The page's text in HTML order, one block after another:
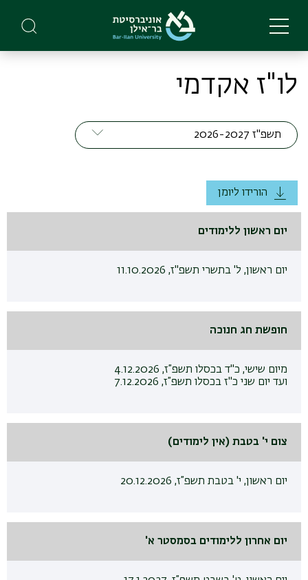
main
לו"ז אקדמי
הורידו ליומן
יום ראשון ללימודים
יום ראשון, ל' בתשרי תשפ"ז, 11.10.2026
חופשת חג חנוכה
מיום שישי, כ"ד בכסלו תשפ”ז, 4.12.2026
ועד יום שני כ"ז בכסלו תשפ”ז, 7.12.2026
צום י' בטבת (אין לימודים)
יום ראשון, י' בטבת תשפ”ז, 20.12.2026
יום אחרון ללימודים בסמסטר א'